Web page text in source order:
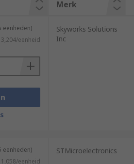
DC motors, or other inductive
applications with high-power
Merk
eenheden)
eenheid
Skyworks Solutions
Inc
eenheden)
eenheid
STMicroelectronics